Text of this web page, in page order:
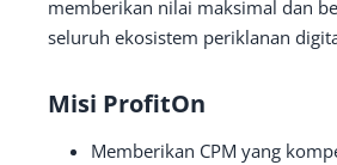
memberikan nilai maksimal dan
seluruh ekosistem periklanan
Misi ProfitOn
Memberikan CPM yang